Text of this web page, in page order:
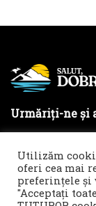
Urmăriți-ne și
Termeni și condiții
Utilizăm
oferi cea mai
preferințele și
"Acceptați